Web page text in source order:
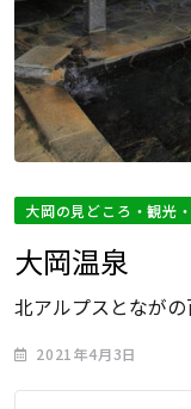
大岡の見どころ・観光
大岡温泉
北アルプスとなが
2021年4月3日